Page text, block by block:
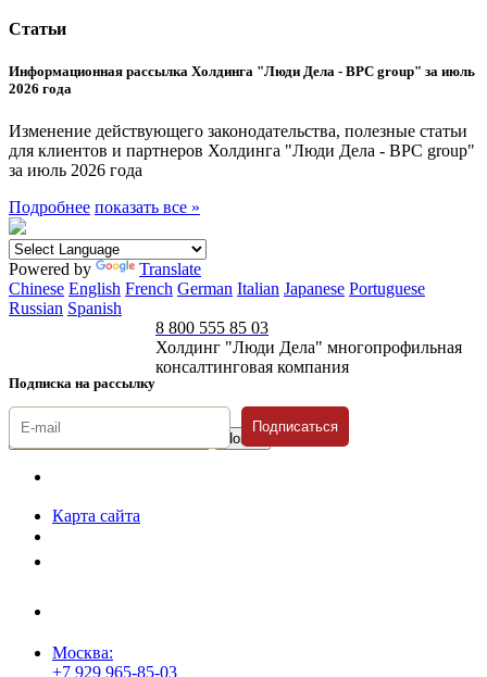
Статьи
Информационная рассылка Холдинга "Люди Дела - BPC group" за июль
2026 года
Изменение действующего законодательства, полезные статьи
для клиентов и партнеров Холдинга "Люди Дела - BPC group"
за июль 2026 года
Подробнее показать все »
Powered by
Translate
Chinese English French German Italian Japanese Portuguese
Russian Spanish
Подписка на рассылку
8 800 555 85 03
Холдинг "Люди Дела" многопрофильная
консалтинговая компания
Подписаться
Карта сайта
Москва:
+7 929 965-85-03